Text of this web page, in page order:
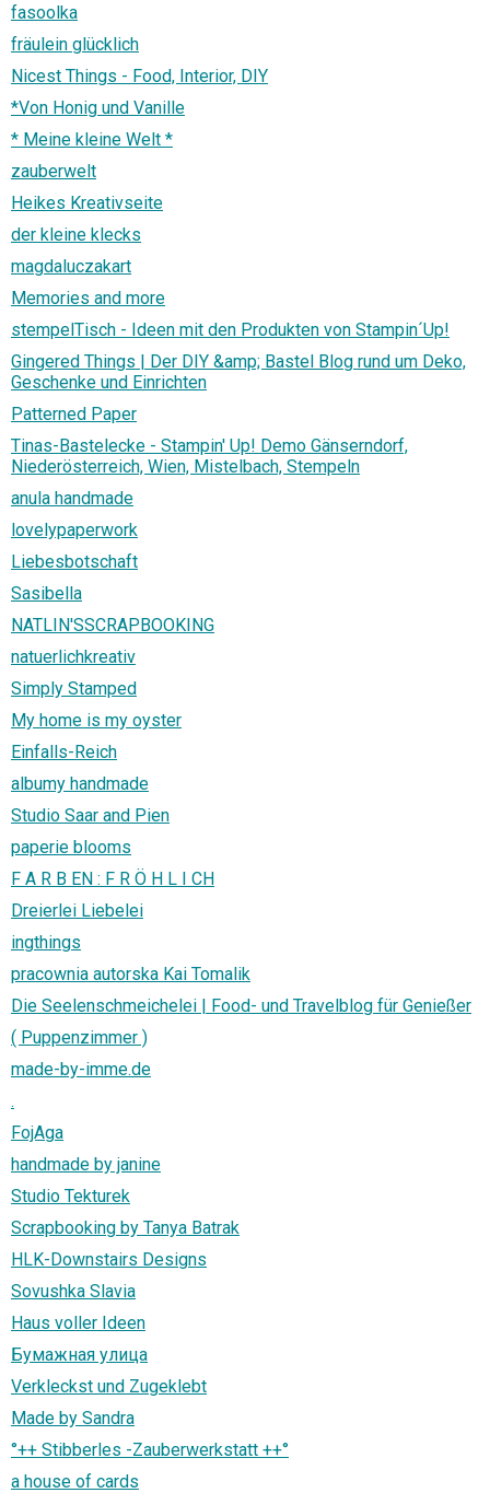
fasoolka
fräulein glücklich
Nicest Things - Food, Interior, DIY
*Von Honig und Vanille
* Meine kleine Welt *
zauberwelt
Heikes Kreativseite
der kleine klecks
magdaluczakart
Memories and more
stempelTisch - Ideen mit den Produkten von Stampin´Up!
Gingered Things | Der DIY &amp; Bastel Blog rund um Deko,
Geschenke und Einrichten
Patterned Paper
Tinas-Bastelecke - Stampin' Up! Demo Gänserndorf,
Niederösterreich, Wien, Mistelbach, Stempeln
anula handmade
lovelypaperwork
Liebesbotschaft
Sasibella
NATLIN'SSCRAPBOOKING
natuerlichkreativ
Simply Stamped
My home is my oyster
Einfalls-Reich
albumy handmade
Studio Saar and Pien
paperie blooms
F A R B EN : F R Ö H L I CH
Dreierlei Liebelei
ingthings
pracownia autorska Kai Tomalik
Die Seelenschmeichelei | Food- und Travelblog für Genießer
( Puppenzimmer )
made-by-imme.de
.
FojAga
handmade by janine
Studio Tekturek
Scrapbooking by Tanya Batrak
HLK-Downstairs Designs
Sovushka Slavia
Haus voller Ideen
Бумажная улица
Verkleckst und Zugeklebt
Made by Sandra
°++ Stibberles -Zauberwerkstatt ++°
a house of cards